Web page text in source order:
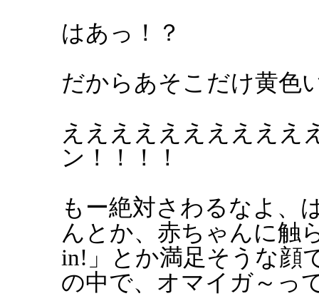
はあっ！？
だからあそこだけ黄色
ええええええええええ
ン！！！！
もー絶対さわるなよ、
んとか、赤ちゃんに触
in!」とか満足そうな顔
の中で、オマイガ～っ